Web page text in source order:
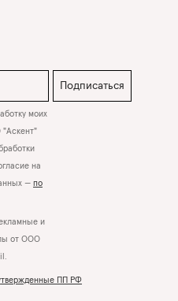
Подписаться
моих
на
— по
и
от ООО
ПП РФ